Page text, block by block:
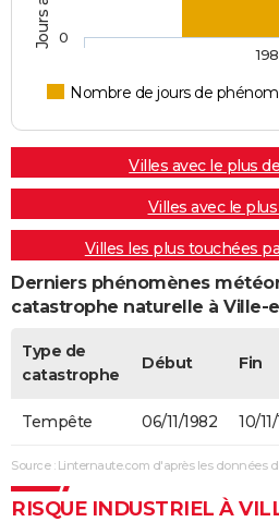
Nombre de jours de
0
Villes avec le plus
Villes avec le
Villes les plus touchées
Derniers phénomènes
catastrophe naturelle à Ville-
Type de
catastrophe
Début Fin
Tempête 06/11/1982 10/
Source : Linternaute.com d'après les données
RISQUE INDUSTRIEL À